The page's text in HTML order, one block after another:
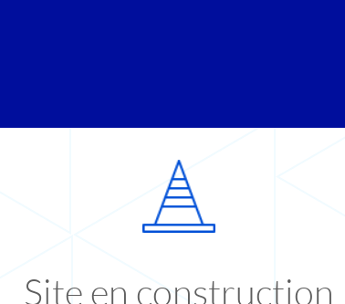
Site en construction